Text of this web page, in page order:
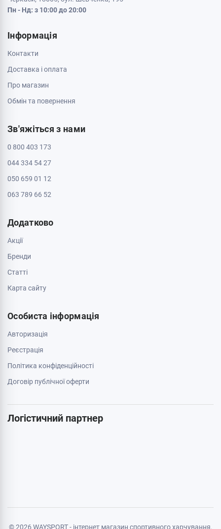
Пн - Нд: з 10:00 до 20:00
Кривий Ріг, 50000, проспект Металургів 33
Кропивницький, 25006, вул. Велика Перспективна 48
Полтава, 36000, вул. Небесної Сотні 2
Пн - Нд: з 10:00 до 20:00
ТРЦ Депот, 2 поверх
Черкаси, 18005, бул. Шевченка, 195
Інформація
Контакти
Доставка і оплата
Обмін та повернення
Зв'яжіться з нами
0 800 403 173
044 334 54 27
063 789 66 52
Додатково
Акції
Бренди
Карта сайту
Договір публічної оферти